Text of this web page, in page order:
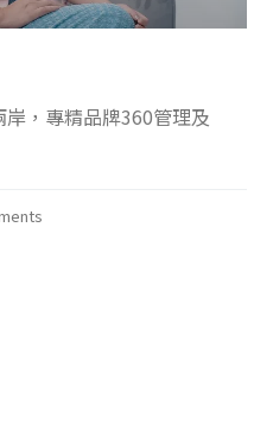
，專精品牌360管理及